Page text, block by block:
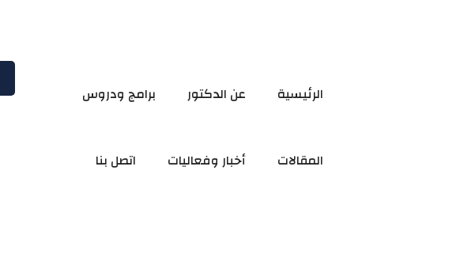
الرئيسية عن الدكتور برامج ودروس
المقالات أخبار وفعاليات اتصل بنا